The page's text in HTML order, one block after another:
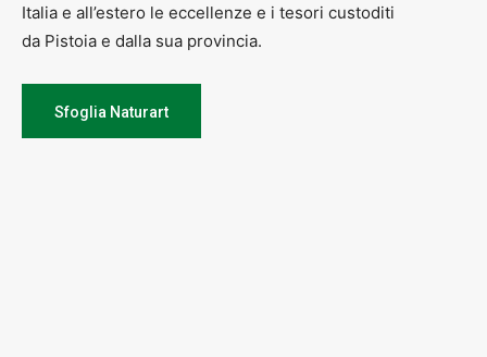
Italia e all’estero le eccellenze e i tesori custoditi
da Pistoia e dalla sua provincia.
Sfoglia Naturart